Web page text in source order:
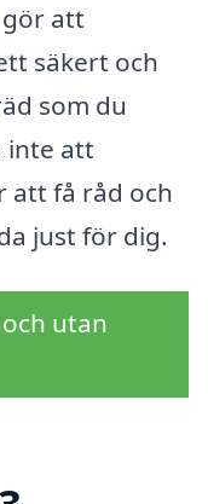
att
säkert och
som du
inte att
att få råd och
just för dig.
utan